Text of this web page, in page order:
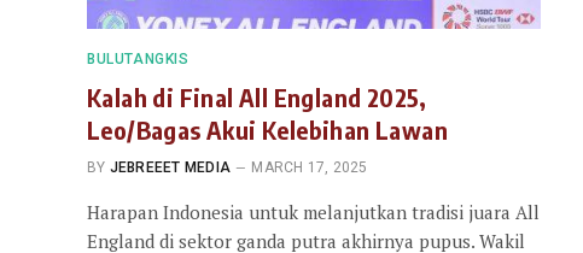
BULUTANGKIS
Kalah di Final All England 2025,
Leo/Bagas Akui Kelebihan Lawan
BY JEBREEET MEDIA MARCH 17, 2025
Harapan Indonesia untuk melanjutkan tradisi juara All
England di sektor ganda putra akhirnya pupus. Wakil